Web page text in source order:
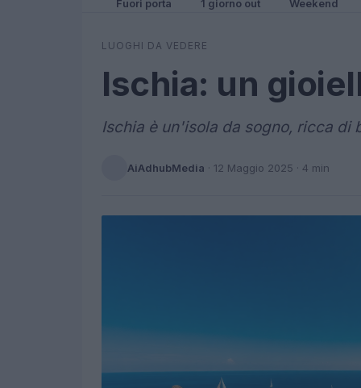
Fuori porta 1 giorno out Weekend
LUOGHI DA VEDERE
Ischia: un
Ischia è un'isola da sogno, ricca di
AiAdhubMedia · 12 Maggio 2025 · 4 min